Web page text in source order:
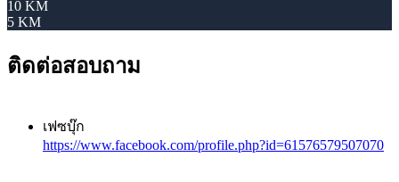
10 KM
5 KM
ติดต่อสอบถาม
เฟซบุ๊ก
https://www.facebook.com/profile.php?id=61576579507070